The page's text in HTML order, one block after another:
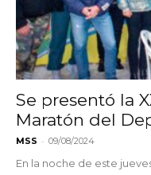
Se presentó la
Maratón del
MSS - 09/08/2024
En la noche de este